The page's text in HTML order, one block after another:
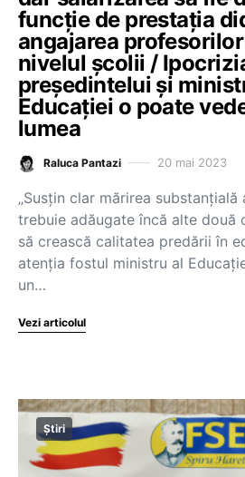
funcție de prestația
angajarea
nivelul școlii /
președintelui și
Educației o poate
lumea
Raluca Pantazi 20 mai 2023
„Susțin clar mărirea substanțială
trebuie adăugate încă alte două
să crească calitatea predării în
atenția fostul ministru al
un…
Vezi articolul
Știri